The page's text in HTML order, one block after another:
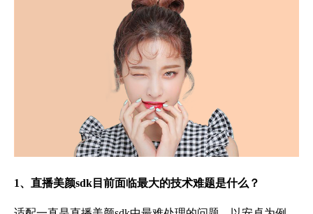
1、 直播美颜sdk目前面临最大的技术难题是什么？